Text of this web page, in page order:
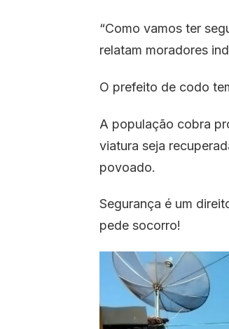
“Como vamos ter
relatam moradores
O prefeito de codo
A população cobra
viatura seja
povoado.
Segurança é um
pede socorro!